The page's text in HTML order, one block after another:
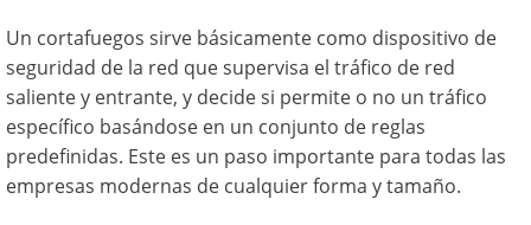
Un cortafuegos sirve básicamente como dispositivo de
seguridad de la red que supervisa el tráfico de red
saliente y entrante, y decide si permite o no un tráfico
específico basándose en un conjunto de reglas
predefinidas. Este es un paso importante para todas las
empresas modernas de cualquier forma y tamaño.